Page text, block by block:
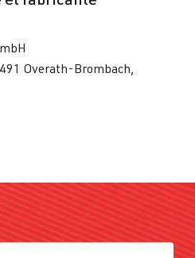
Overath-Brombach,